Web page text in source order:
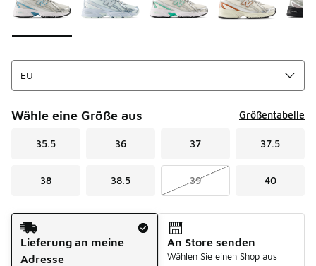
Wähle eine Größe aus Größentabelle
35.5 36 37 37.5
38 38.5 39 40
Versandart
Lieferung an meine
Adresse
An Store senden
Wählen Sie einen Shop aus